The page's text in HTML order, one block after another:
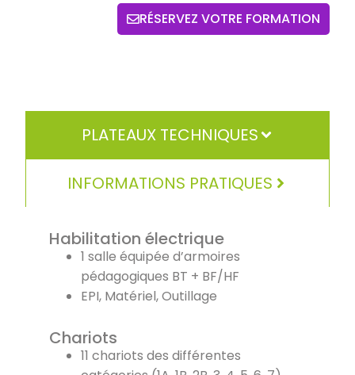
RÉSERVEZ VOTRE FORMATION
PLATEAUX TECHNIQUES
INFORMATIONS PRATIQUES
Habilitation électrique
1 salle équipée d’armoires
pédagogiques BT + BF/HF
EPI, Matériel, Outillage
Chariots
11 chariots des différentes